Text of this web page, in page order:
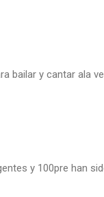
bailar y cantar ala
y 100pre han